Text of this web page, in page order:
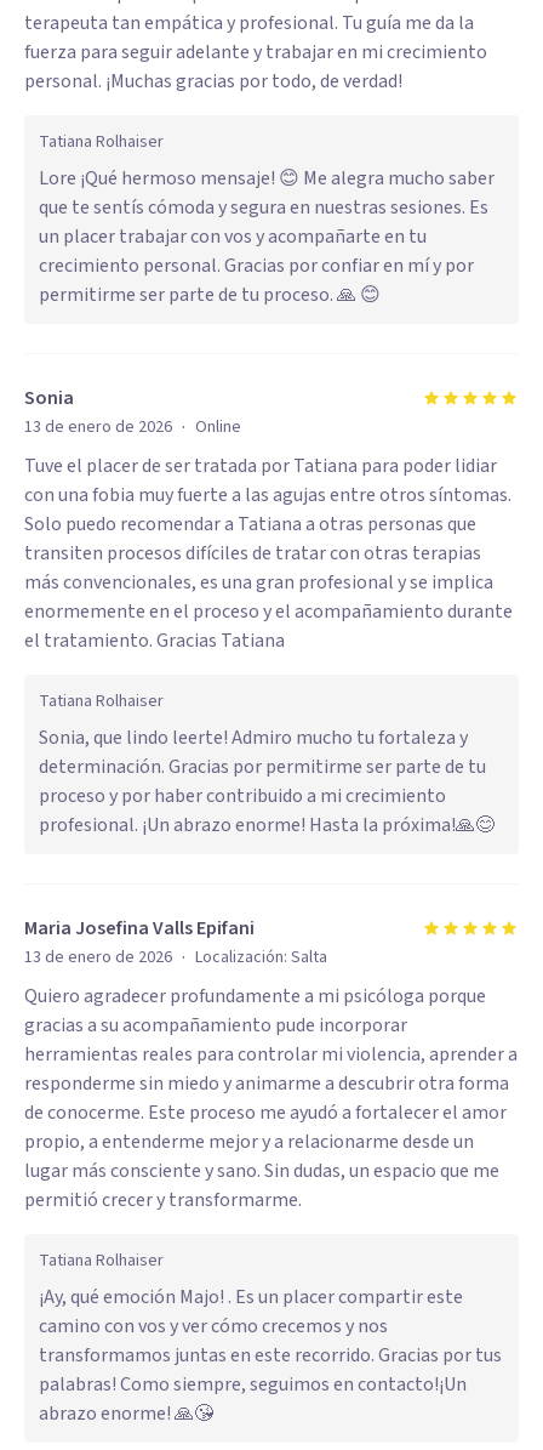
terapeuta tan empática y profesional. Tu guía me da la
fuerza para seguir adelante y trabajar en mi crecimiento
personal. ¡Muchas gracias por todo, de verdad!
Tatiana Rolhaiser
Lore ¡Qué hermoso mensaje! 😊 Me alegra mucho saber
que te sentís cómoda y segura en nuestras sesiones. Es
un placer trabajar con vos y acompañarte en tu
crecimiento personal. Gracias por confiar en mí y por
permitirme ser parte de tu proceso. 🙏 😊
Sonia
13 de enero de 2026 · Online
Tuve el placer de ser tratada por Tatiana para poder lidiar
con una fobia muy fuerte a las agujas entre otros síntomas.
Solo puedo recomendar a Tatiana a otras personas que
transiten procesos difíciles de tratar con otras terapias
más convencionales, es una gran profesional y se implica
enormemente en el proceso y el acompañamiento durante
el tratamiento. Gracias Tatiana
Tatiana Rolhaiser
Sonia, que lindo leerte! Admiro mucho tu fortaleza y
determinación. Gracias por permitirme ser parte de tu
proceso y por haber contribuido a mi crecimiento
profesional. ¡Un abrazo enorme! Hasta la próxima!🙏😊
Maria Josefina Valls Epifani
13 de enero de 2026 · Localización: Salta
Quiero agradecer profundamente a mi psicóloga porque
gracias a su acompañamiento pude incorporar
herramientas reales para controlar mi violencia, aprender a
responderme sin miedo y animarme a descubrir otra forma
de conocerme. Este proceso me ayudó a fortalecer el amor
propio, a entenderme mejor y a relacionarme desde un
lugar más consciente y sano. Sin dudas, un espacio que me
permitió crecer y transformarme.
Tatiana Rolhaiser
¡Ay, qué emoción Majo! . Es un placer compartir este
camino con vos y ver cómo crecemos y nos
transformamos juntas en este recorrido. Gracias por tus
palabras! Como siempre, seguimos en contacto!¡Un
abrazo enorme! 🙏😘